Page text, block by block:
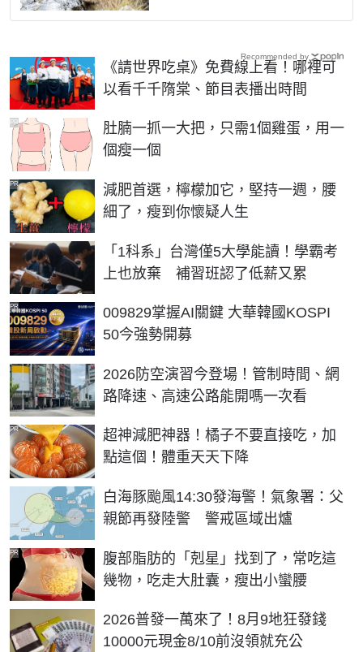
《請世界吃桌》免費線上看！哪裡可
以看千千隋棠、節目表播出時間
肚腩一抓一大把，只需1個雞蛋，用一
個瘦一個
PR
減肥首選，檸檬加它，堅持一週，腰
細了，瘦到你懷疑人生
PR
「1科系」台灣僅5大學能讀！學霸考
上也放棄 補習班認了低薪又累
009829掌握AI關鍵 大華韓國KOSPI
50今強勢開募
PR
2026防空演習今登場！管制時間、網
路降速、高速公路能開嗎一次看
超神減肥神器！橘子不要直接吃，加
點這個！體重天天下降
PR
白海豚颱風14:30發海警！氣象署：父
親節再發陸警 警戒區域出爐
腹部脂肪的「剋星」找到了，常吃這
幾物，吃走大肚囊，瘦出小蠻腰
PR
2026普發一萬來了！8月9地狂發錢
10000元現金8/10前沒領就充公
Recommended by